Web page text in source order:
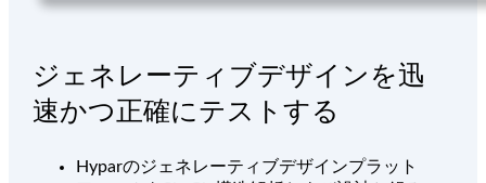
ジェネレーティブデザインを迅
速かつ正確にテストする
Hyparのジェネレーティブデザインプラット